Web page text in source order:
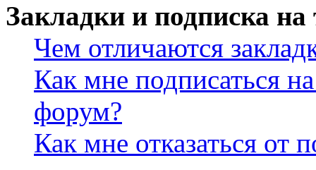
Закладки и подписка
Чем отличаются
Как мне подписаться
форум?
Как мне отказаться от